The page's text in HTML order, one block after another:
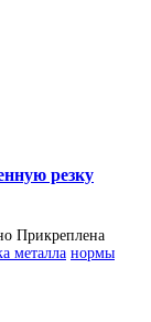
резку
Прикреплена
металла нормы